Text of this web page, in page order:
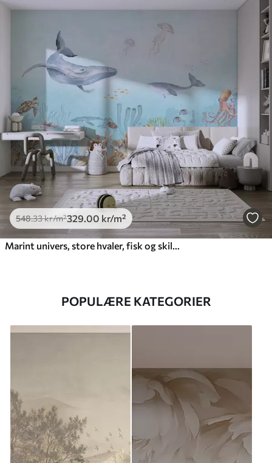
548.33kr/m²329.00 kr/m²
Marint univers, store hvaler, fisk og skilpadder
POPULÆRE KATEGORIER